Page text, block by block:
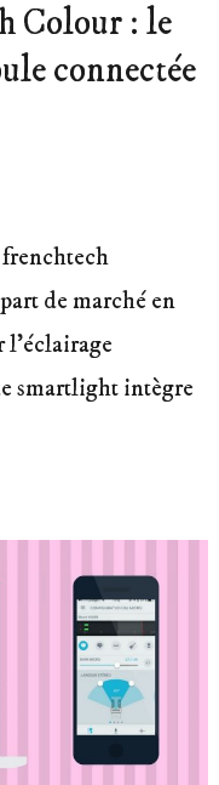
Colour : le
connectée
frenchtech
de marché en
l’éclairage
smartlight intègre